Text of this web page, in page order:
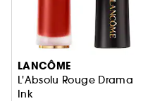
LANCÔME
L'Absolu Rouge Drama
Ink